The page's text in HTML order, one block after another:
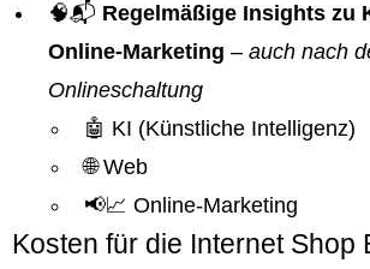
🧠📬 Regelmäßige Insights zu
Online-Marketing – auch nach
Onlineschaltung
🤖 KI (Künstliche Intelligenz)
🌐 Web
📢📈 Online-Marketing
Kosten für die Internet Shop